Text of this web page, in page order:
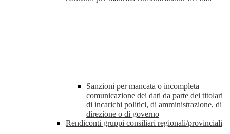
Sanzioni per mancata o incompleta
comunicazione dei dati da parte dei titolari
di incarichi politici, di amministrazione, di
direzione o di governo
Rendiconti gruppi consiliari regionali/provinciali